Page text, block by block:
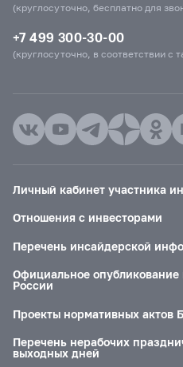
(круглосуточно, бесплатно для
+7 499 300-30-00
(круглосуточно, в соответствии с
Личный кабинет участника
Отношения с инвесторами
Перечень инсайдерской
Официальное
России
Проекты нормативных актов
Перечень нерабочих
выходных дней